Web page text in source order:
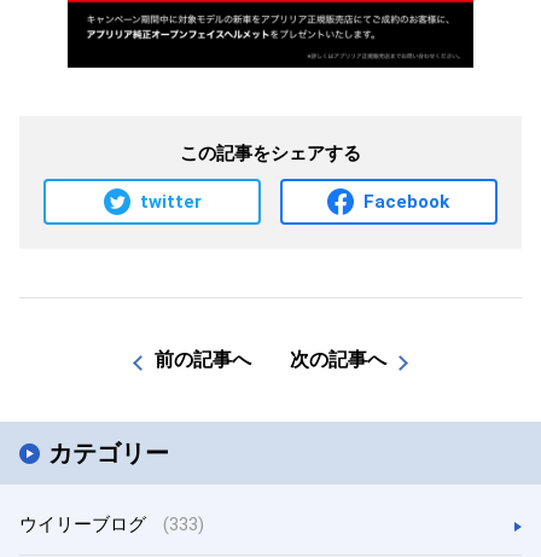
カテゴリー
ウイリーブログ (333)
この記事をシェアする
twitter Facebook
前の記事へ 次の記事へ